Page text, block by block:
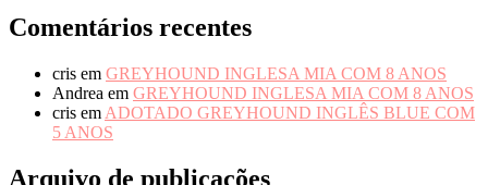
Comentários recentes
cris em GREYHOUND INGLESA MIA COM 8 ANOS
Andrea em GREYHOUND INGLESA MIA COM 8 ANOS
cris em ADOTADO GREYHOUND INGLÊS BLUE COM
5 ANOS
Arquivo de publicações